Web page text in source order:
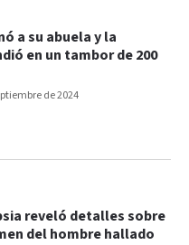
de 2024
a su abuela y la
en un tambor de 200
reveló detalles sobre
del hombre hallado